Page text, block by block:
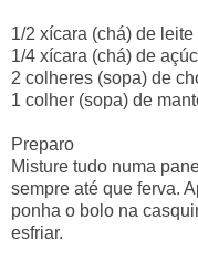
1/2 xícara (chá) de leite
1/4 xícara (chá) de
2 colheres (sopa) de
1 colher (sopa) de
Preparo
Misture tudo numa
sempre até que ferva.
ponha o bolo na
esfriar.